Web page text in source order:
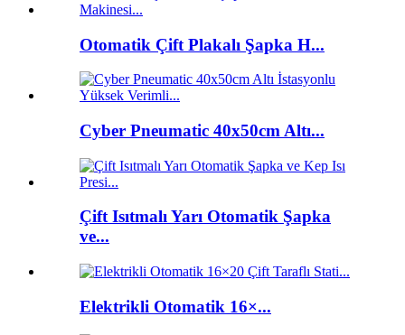
Otomatik Çift Plakalı Şapka H...
Cyber ​​Pneumatic 40x50cm Altı...
Çift Isıtmalı Yarı Otomatik Şapka
ve...
Elektrikli Otomatik 16×...